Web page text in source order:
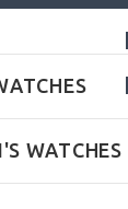
WATCHES